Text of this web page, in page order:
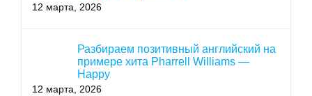
12 марта, 2026
Разбираем позитивный английский на
примере хита Pharrell Williams —
Happy
12 марта, 2026